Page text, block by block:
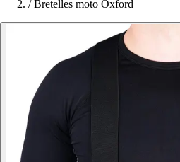
/ Bretelles moto Oxford